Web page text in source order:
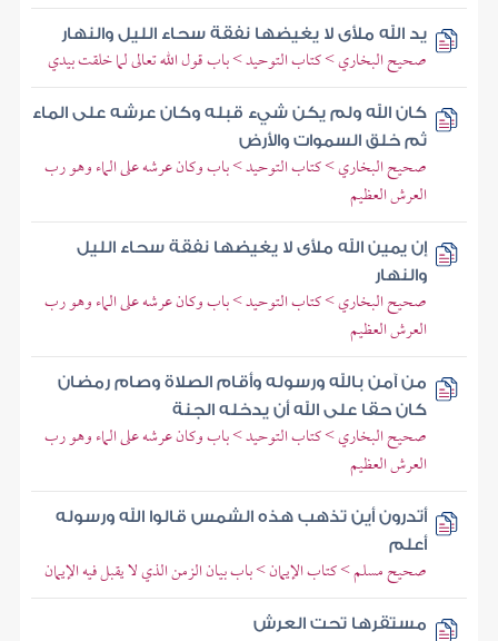
يد الله ملأى لا يغيضها نفقة سحاء الليل والنهار
صحيح البخاري > كتاب التوحيد > باب قول الله تعالى لما خلقت بيدي
كان الله ولم يكن شيء قبله وكان عرشه على الماء
ثم خلق السموات والأرض
صحيح البخاري > كتاب التوحيد > باب وكان عرشه على الماء وهو رب
العرش العظيم
إن يمين الله ملأى لا يغيضها نفقة سحاء الليل
والنهار
صحيح البخاري > كتاب التوحيد > باب وكان عرشه على الماء وهو رب
العرش العظيم
من آمن بالله ورسوله وأقام الصلاة وصام رمضان
كان حقا على الله أن يدخله الجنة
صحيح البخاري > كتاب التوحيد > باب وكان عرشه على الماء وهو رب
العرش العظيم
أتدرون أين تذهب هذه الشمس قالوا الله ورسوله
أعلم
صحيح مسلم > كتاب الإيمان > باب بيان الزمن الذي لا يقبل فيه الإيمان
مستقرها تحت العرش